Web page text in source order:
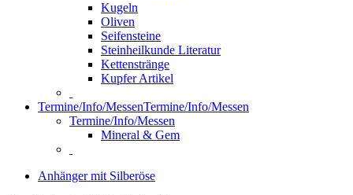
Kugeln
Oliven
Seifensteine
Steinheilkunde Literatur
Kettenstränge
Kupfer Artikel
Termine/Info/MessenTermine/Info/Messen
Termine/Info/Messen
Mineral & Gem
Anhänger mit Silberöse